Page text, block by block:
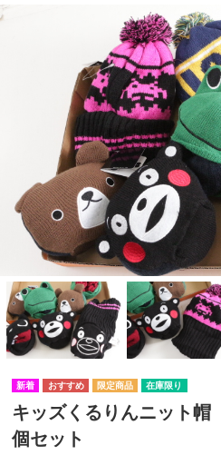
在庫限り
キッズくるりんニット
個セット